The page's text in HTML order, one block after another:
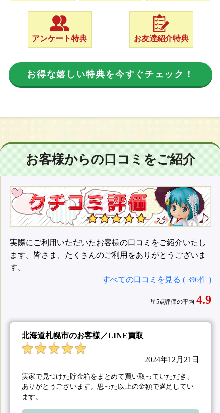
アンケート特典 お友達紹介特典
お得な嬉しい特典を今すぐチェック！
お客様からの口コミをご紹介
実際にご利用いただいたお客様の口コミをご紹介いたし
ます。皆さま、たくさんのご利用をありがとうございま
す。
すべての口コミを見る ( 396件 )
星5点評価の平均 4.9
北海道札幌市のお客様／LINE買取
2024年12月21日
実家で見つけた貯金箱をまとめて買い取っていただき、
ありがとうございます。思った以上の金額で満足してい
ます。